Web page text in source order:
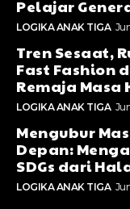
Pelajar
LOGIKA ANAK TIGA
Tren Sesaat,
Fast Fashion
Remaja Masa
LOGIKA ANAK TIGA
Mengubur
Depan:
SDGs dari
LOGIKA ANAK TIGA